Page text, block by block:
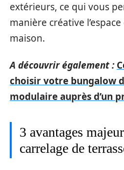
extérieurs, ce qui vous
manière créative
maison.
A découvrir également :
choisir votre bungalow
modulaire auprès d’un
3 avantages
carrelage de